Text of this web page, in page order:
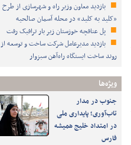
بازدید معاون وزیر راه و شهرسازی از طرح
«کلید به کلید» در محله آسمان صالحیه
پل عنافچه خوزستان زیر بار ترافیک رفت
بازدید مدیرعامل شرکت ساخت و توسعه از
روند ساخت ایستگاه راه‌آهن سبزوار
ویژه‌ها
جنوب در مدار
تاب‌آوری؛ پایداری ملی
در امتداد خلیج همیشه
فارس